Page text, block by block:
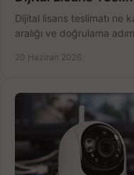
Dijital lisans teslimatı ne
aralığı ve doğrulama
20 Haziran 2026